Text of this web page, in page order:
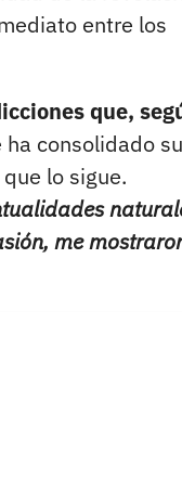
entre los
que,
consolidado su
lo sigue.
me